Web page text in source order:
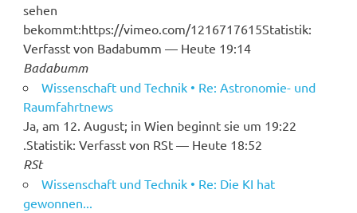
sehen
bekommt:https://vimeo.com/1216717615Statistik:
Verfasst von Badabumm — Heute 19:14
Badabumm
Wissenschaft und Technik • Re: Astronomie- und
Raumfahrtnews
Ja, am 12. August; in Wien beginnt sie um 19:22
.Statistik: Verfasst von RSt — Heute 18:52
RSt
Wissenschaft und Technik • Re: Die KI hat
gewonnen...